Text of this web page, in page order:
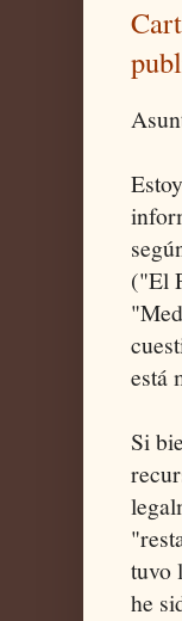
("El
está
Si
tuvo
he